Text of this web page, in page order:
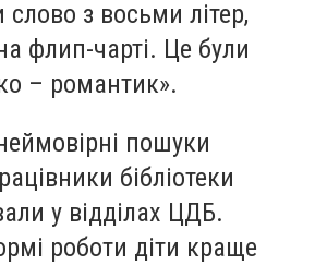
слово з восьми літер,
флип-чарті. Це були
– романтик».
пошуки
бібліотеки
у відділах ЦДБ.
роботи діти краще